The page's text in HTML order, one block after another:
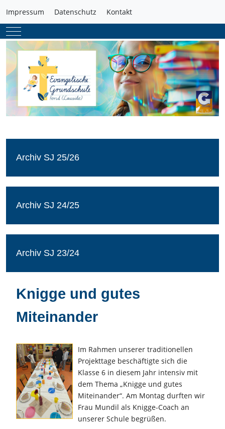
Impressum Datenschutz
Kontakt
Mobile Menu Toggle
Archiv SJ 25/26
Archiv SJ 24/25
Archiv SJ 23/24
Knigge und gutes
Miteinander
Im Rahmen unserer traditionellen
Projekttage beschäftigte sich die
Klasse 6 in diesem Jahr intensiv mit
dem Thema „Knigge und gutes
Miteinander“. Am Montag durften wir
Frau Mundil als Knigge-Coach an
unserer Schule begrüßen.